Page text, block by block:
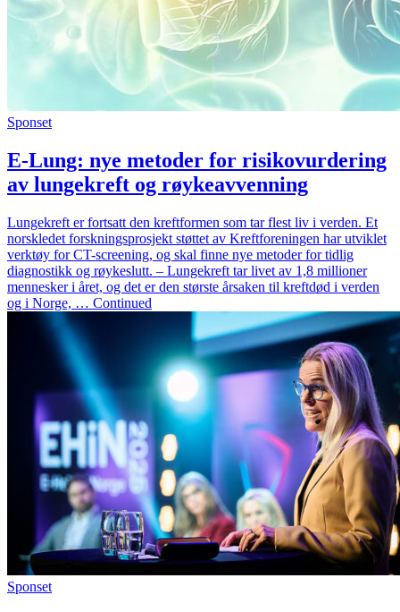
Sponset
E-Lung: nye metoder for risikovurdering
av lungekreft og røykeavvenning
Lungekreft er fortsatt den kreftformen som tar flest liv i verden. Et
norskledet forskningsprosjekt støttet av Kreftforeningen har utviklet
verktøy for CT-screening, og skal finne nye metoder for tidlig
diagnostikk og røykeslutt. – Lungekreft tar livet av 1,8 millioner
mennesker i året, og det er den største årsaken til kreftdød i verden
og i Norge, … Continued
Sponset